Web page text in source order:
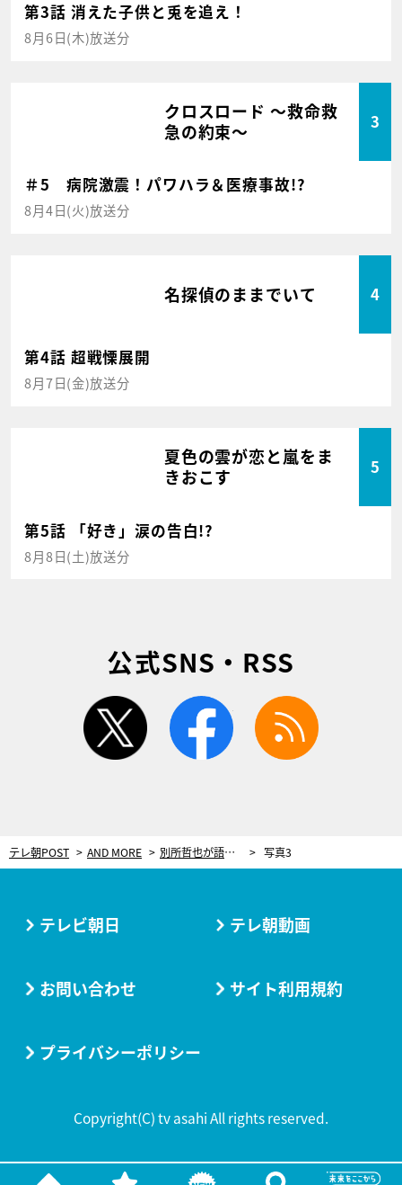
第3話 消えた子供と兎を追え！
8月6日(木)放送分
クロスロード ～救命救
急の約束～
3
＃5 病院激震！パワハラ＆医療事故!?
8月4日(火)放送分
名探偵のままでいて 4
第4話 超戦慄展開
8月7日(金)放送分
夏色の雲が恋と嵐をま
きおこす
5
第5話 「好き」涙の告白!?
8月8日(土)放送分
公式SNS・RSS
twitter facebook
テレ朝POST AND MORE 別所哲也が語る、ハリウッド映画の驚きの待遇！日本では考えられない支援態勢 写真3
テレビ朝日 テレ朝動画
お問い合わせ サイト利用規約
プライバシーポリシー
Copyright(C) tv asahi All rights reserved.